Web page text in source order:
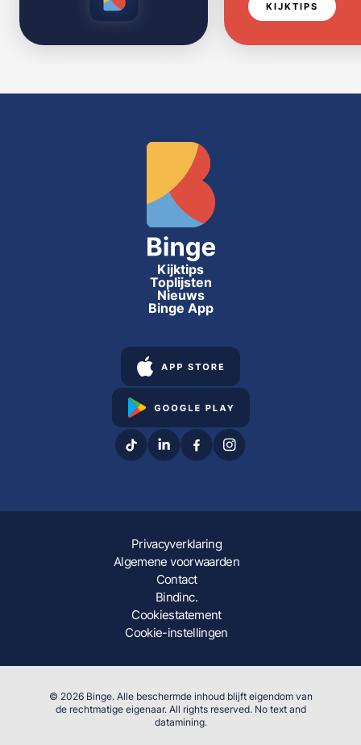
KIJKTIPS
Kijktips
Toplijsten
Nieuws
Binge App
Privacyverklaring
Algemene voorwaarden
Contact
Bindinc.
Cookiestatement
Cookie-instellingen
© 2026 Binge. Alle beschermde inhoud blijft eigendom van
de rechtmatige eigenaar. All rights reserved. No text and
datamining.